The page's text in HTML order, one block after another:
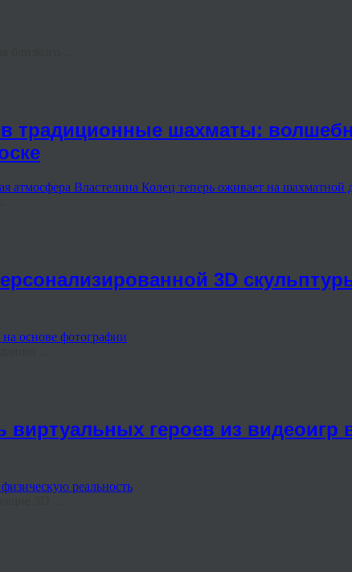
традиционные шахматы:
3D
виртуальных героев из видеоигр